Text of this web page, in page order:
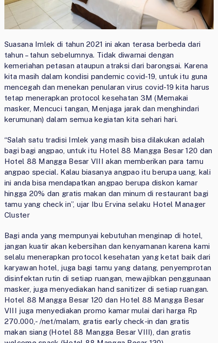
Suasana Imlek di tahun 2021 ini akan terasa berbeda dari
tahun – tahun sebelumnya. Tidak diwarnai dengan
kemeriahan petasan ataupun atraksi dari barongsai. Karena
kita masih dalam kondisi pandemic covid-19, untuk itu guna
mencegah dan menekan penularan virus covid-19 kita harus
tetap menerapkan protocol kesehatan 3M (Memakai
masker, Mencuci tangan, Menjaga jarak dan menghindari
kerumunan) dalam semua kegiatan kita sehari hari.
“Salah satu tradisi Imlek yang masih bisa dilakukan adalah
bagi bagi angpao, untuk itu Hotel 88 Mangga Besar 120 dan
Hotel 88 Mangga Besar VIII akan memberikan para tamu
angpao special. Kalau biasanya angpao itu berupa uang, kali
ini anda bisa mendapatkan angpao berupa diskon kamar
hingga 20% dan gratis makan dan minum di restaurant bagi
tamu yang check in”, ujar Ibu Ervina selaku Hotel Manager
Cluster
Bagi anda yang mempunyai kebutuhan menginap di hotel,
jangan kuatir akan kebersihan dan kenyamanan karena kami
selalu menerapkan protocol kesehatan yang ketat baik dari
karyawan hotel, juga bagi tamu yang datang, penyemprotan
disinfektan rutin di setiap ruangan, mewajibkan penggunaan
masker, juga menyediakan hand sanitizer di setiap ruangan.
Hotel 88 Mangga Besar 120 dan Hotel 88 Mangga Besar
VIII juga menyediakan promo kamar mulai dari harga Rp
270.000,- /net/malam, gratis early check-in dan gratis
makan siang (Hotel 88 Mangga Besar VIII), dan gratis